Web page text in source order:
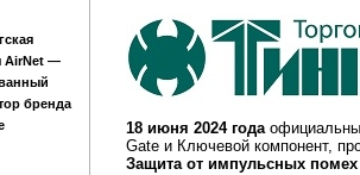
18 июня 2024 года
Gate и Ключевой компонент,
Защита от импульсных
AirNet —
бренда